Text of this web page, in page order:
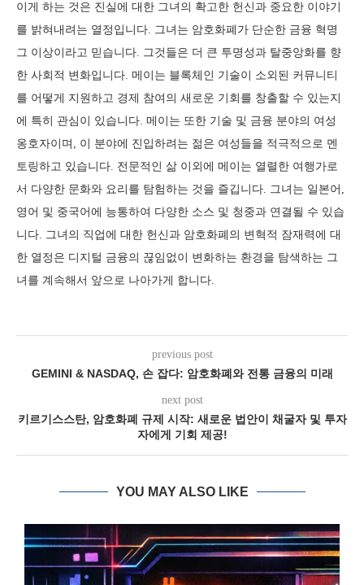
이게 하는 것은 진실에 대한 그녀의 확고한 헌신과 중요한 이야기
를 밝혀내려는 열정입니다. 그녀는 암호화폐가 단순한 금융 혁명
그 이상이라고 믿습니다. 그것들은 더 큰 투명성과 탈중앙화를 향
한 사회적 변화입니다. 메이는 블록체인 기술이 소외된 커뮤니티
를 어떻게 지원하고 경제 참여의 새로운 기회를 창출할 수 있는지
에 특히 관심이 있습니다. 메이는 또한 기술 및 금융 분야의 여성
옹호자이며, 이 분야에 진입하려는 젊은 여성들을 적극적으로 멘
토링하고 있습니다. 전문적인 삶 이외에 메이는 열렬한 여행가로
서 다양한 문화와 요리를 탐험하는 것을 즐깁니다. 그녀는 일본어,
영어 및 중국어에 능통하여 다양한 소스 및 청중과 연결될 수 있습
니다. 그녀의 직업에 대한 헌신과 암호화폐의 변혁적 잠재력에 대
한 열정은 디지털 금융의 끊임없이 변화하는 환경을 탐색하는 그
녀를 계속해서 앞으로 나아가게 합니다.
previous post
GEMINI & NASDAQ, 손 잡다: 암호화폐와 전통 금융의 미래
next post
키르기스스탄, 암호화폐 규제 시작: 새로운 법안이 채굴자 및 투자
자에게 기회 제공!
YOU MAY ALSO LIKE